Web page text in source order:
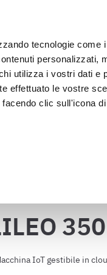
tecnologie come
personalizzati,
utilizza i vostri dati e
effettuato le vostre
clic sull'icona
(impronte
contenuti ed
modo in cui l’utente
combinarle
e
IoT gestibile in